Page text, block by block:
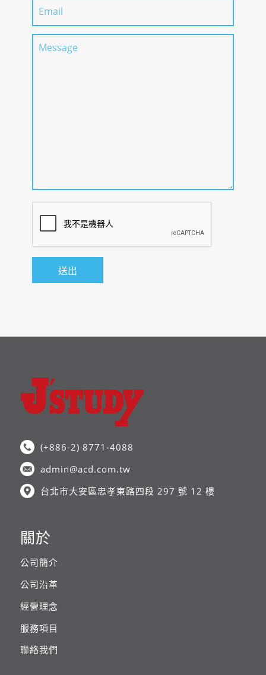
・身心健康，能
(+886-2) 8771-4088
admin@acd.com.tw
台北市大安區忠孝東路四段 297 號 12 樓
關於
公司簡介
公司沿革
經營理念
服務項目
聯絡我們